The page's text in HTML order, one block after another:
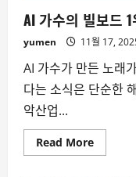
AI 가수의 빌보드
yumen 11월 17,
AI 가수가 만든 노래
다는 소식은 단순한
악산업...
Read MoreRead
more